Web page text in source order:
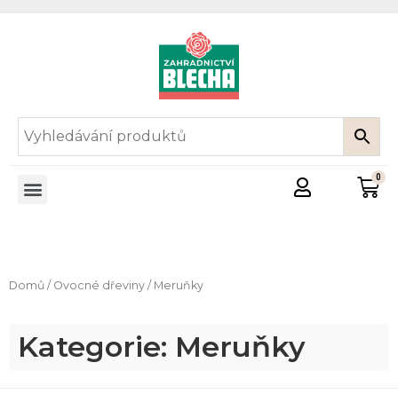
Domů / Ovocné dřeviny / Meruňky
Kategorie: Meruňky